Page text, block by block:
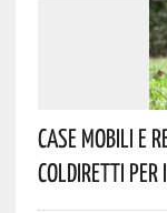
Case Mobili E
Coldiretti Per